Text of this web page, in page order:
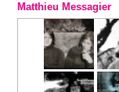
Matthieu Messagier